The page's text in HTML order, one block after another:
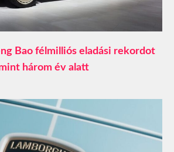
Bao félmilliós eladási rekordot
három év alatt